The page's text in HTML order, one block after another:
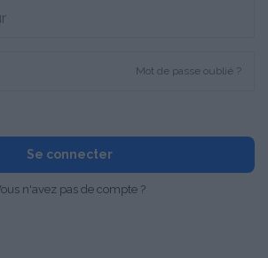
Mot de passe oublié ?
Se connecter
n'avez pas de compte ?